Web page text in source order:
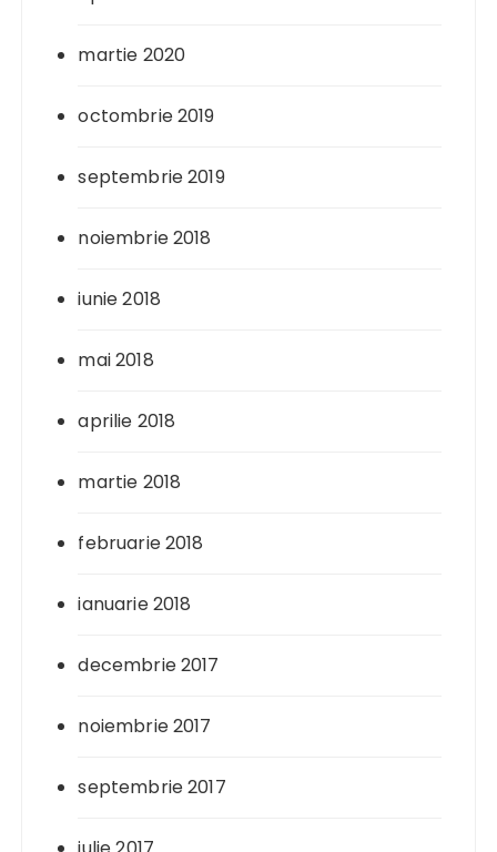
martie 2020
octombrie 2019
septembrie 2019
noiembrie 2018
iunie 2018
mai 2018
aprilie 2018
martie 2018
februarie 2018
ianuarie 2018
decembrie 2017
noiembrie 2017
septembrie 2017